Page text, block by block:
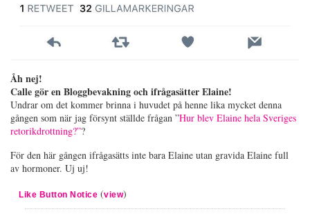
Åh nej!
Calle gör en Bloggbevakning och ifrågasätter Elaine!
Undrar om det kommer brinna i huvudet på henne lika mycket denna
gången som när jag försynt ställde frågan ”Hur blev Elaine hela Sveriges
retorikdrottning?”?
För den här gången ifrågasätts inte bara Elaine utan gravida Elaine full
av hormoner. Uj uj!
Like Button Notice (view)